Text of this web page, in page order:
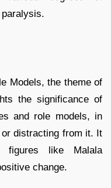
Models, the theme of
the significance of
and role models, in
distracting from it. It
figures like Malala
change.